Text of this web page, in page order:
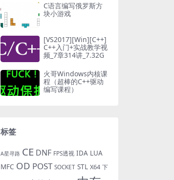
C语言编写俄罗斯方
块小游戏
[VS2017][Win][C++]
C++入门+实战教学视
频_7章314讲_7.32G
火哥Windows内核课
程（超棒的C++驱动
编写课程）
标签
A星寻路 CE DNF FPS透视 IDA LUA
MFC OD POST SOCKET STL X64 下